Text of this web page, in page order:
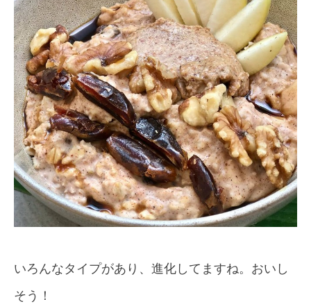
いろんなタイプがあり、進化してますね。おいし
そう！